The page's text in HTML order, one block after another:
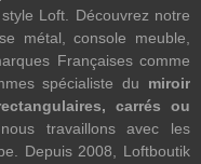
Loft. Découvrez notre
métal, console meuble,
Françaises comme
spécialiste du miroir
carrés ou
travaillons avec les
Depuis 2008, Loftboutik